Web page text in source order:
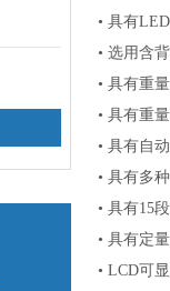
• 具有
• 选用含
• 具有重
• 具有重
• 具有自
• 具有多
• 具有15
• 具有定
• LCD可